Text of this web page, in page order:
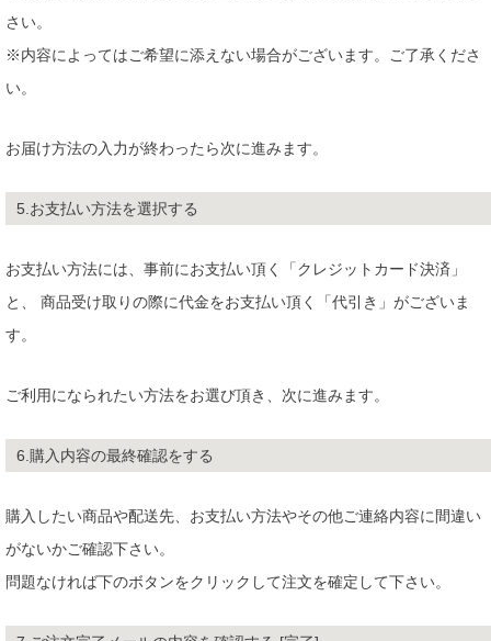
さい。
※内容によってはご希望に添えない場合がございます。ご了承くださ
い。
お届け方法の入力が終わったら次に進みます。
5.お支払い方法を選択する
お支払い方法には、事前にお支払い頂く「クレジットカード決済」
と、 商品受け取りの際に代金をお支払い頂く「代引き」がございま
す。
ご利用になられたい方法をお選び頂き、次に進みます。
6.購入内容の最終確認をする
購入したい商品や配送先、お支払い方法やその他ご連絡内容に間違い
がないかご確認下さい。
問題なければ下のボタンをクリックして注文を確定して下さい。